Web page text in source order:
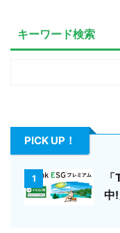
キーワード検索
PICK UP！
1
中!